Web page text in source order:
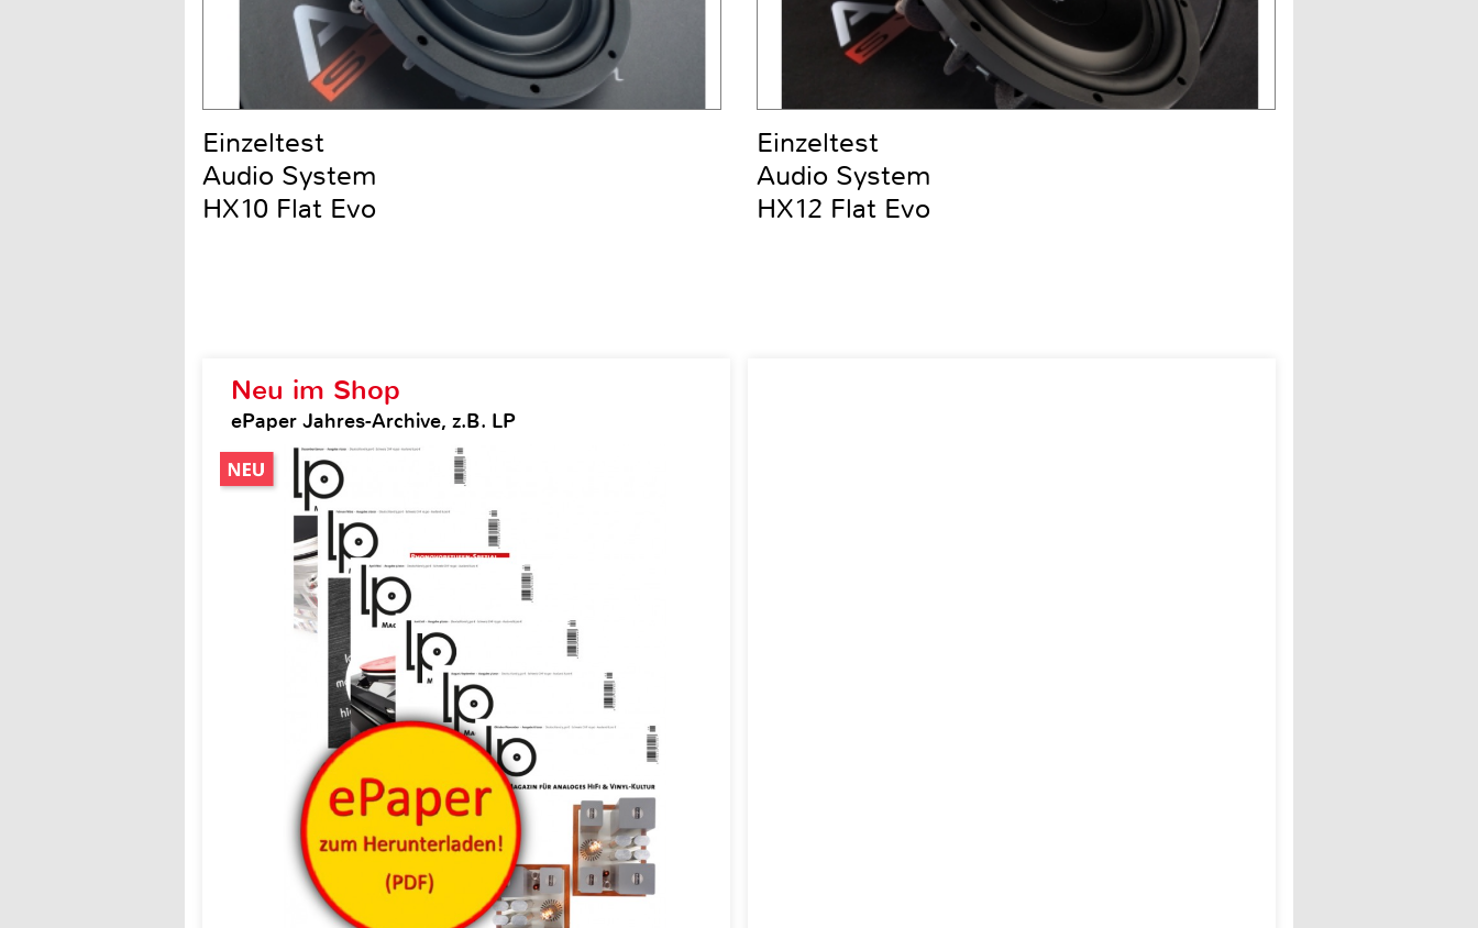
Neu im Shop
ePaper Jahres-Archive, z.B. LP
Einzeltest
Audio System
HX10 Flat Evo
Einzeltest
Audio System
HX12 Flat Evo